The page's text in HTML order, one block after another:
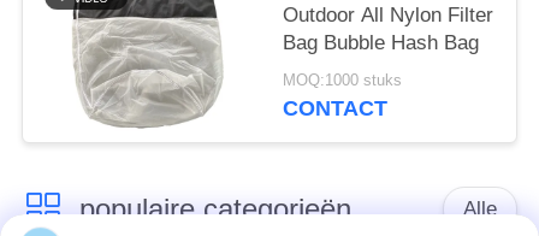
Outdoor All Nylon Filter
Bag Bubble Hash Bag
MOQ:1000 stuks
CONTACT
populaire categorieën Alle